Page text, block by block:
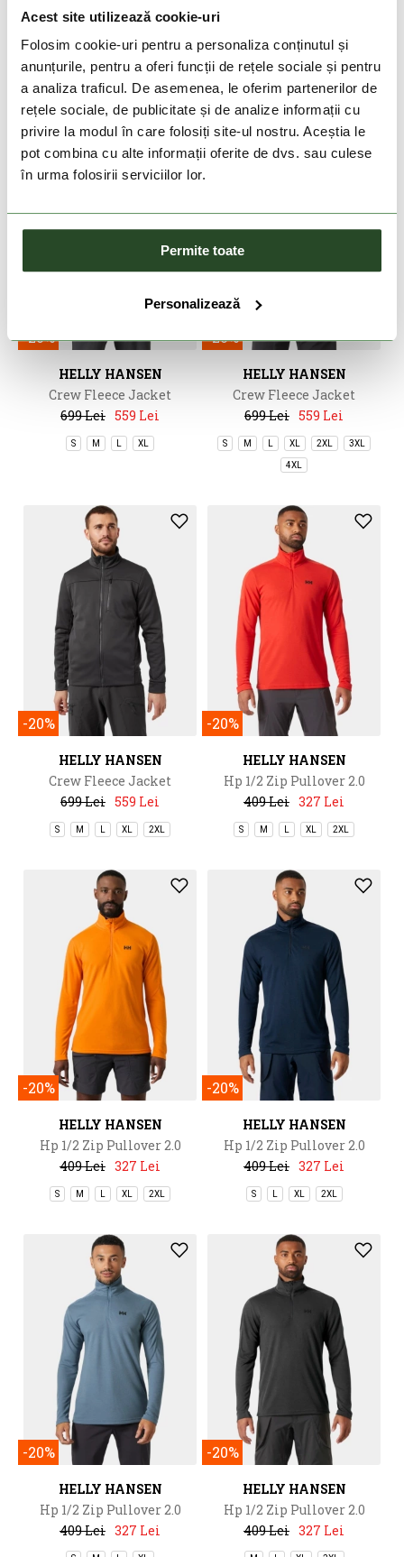
Acest site utilizează cookie-uri
Folosim cookie-uri pentru a personaliza conținutul și
anunțurile, pentru a oferi funcții de rețele sociale și pentru
a analiza traficul. De asemenea, le oferim partenerilor de
rețele sociale, de publicitate și de analize informații cu
privire la modul în care folosiți site-ul nostru. Aceștia le
pot combina cu alte informații oferite de dvs. sau culese
în urma folosirii serviciilor lor.
Permite toate
Personalizează
HELLY HANSEN
699 Lei 559 Lei
-20%
HELLY HANSEN
Crew Fleece Jacket
699 Lei 559 Lei
S M XL
-20%
HELLY HANSEN
Crew Fleece Jacket
699 Lei 559 Lei
S M XL 2XL 3XL
4XL
-20%
HELLY HANSEN
Crew Fleece Jacket
699 Lei 559 Lei
S M XL 2XL
-20%
HELLY HANSEN
Hp 1/2 Zip Pullover 2.0
409 Lei 327 Lei
S M XL 2XL
-20%
HELLY HANSEN
Hp 1/2 Zip Pullover 2.0
409 Lei 327 Lei
S M XL 2XL
-20%
HELLY HANSEN
Hp 1/2 Zip Pullover 2.0
409 Lei 327 Lei
S XL 2XL
-20%
HELLY HANSEN
Hp 1/2 Zip Pullover 2.0
409 Lei 327 Lei
-20%
HELLY HANSEN
Hp 1/2 Zip Pullover 2.0
409 Lei 327 Lei